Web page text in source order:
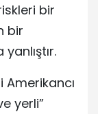
bir
bir
yerli”